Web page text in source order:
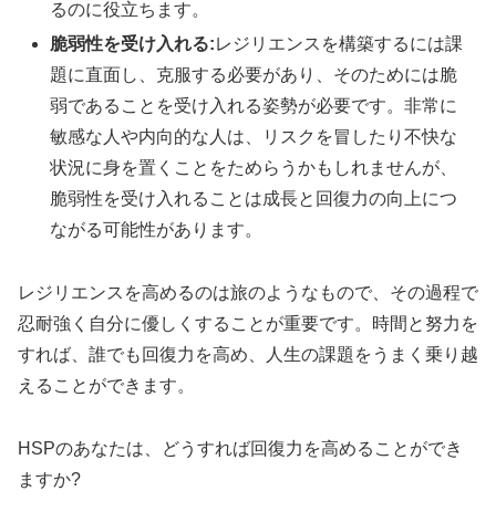
るのに役立ちます。
脆弱性を受け入れる:レジリエンスを構築するには課
題に直面し、克服する必要があり、そのためには脆
弱であることを受け入れる姿勢が必要です。非常に
敏感な人や内向的な人は、リスクを冒したり不快な
状況に身を置くことをためらうかもしれませんが、
脆弱性を受け入れることは成長と回復力の向上につ
ながる可能性があります。
レジリエンスを高めるのは旅のようなもので、その過程で
忍耐強く自分に優しくすることが重要です。時間と努力を
すれば、誰でも回復力を高め、人生の課題をうまく乗り越
えることができます。
HSPのあなたは、どうすれば回復力を高めることができ
ますか?